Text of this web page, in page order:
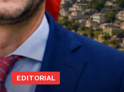
EDITORIAL